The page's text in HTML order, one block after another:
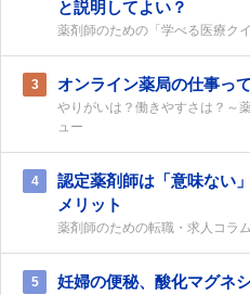
と説明してよい？
薬剤師のための「学べる医療クイ
3 オンライン薬局の仕事っ
やりがいは？働きやすさは？～
ュー
4
認定薬剤師は「意味ない
メリット
薬剤師のための転職・求人コラム
5
妊婦の便秘、酸化マグネ